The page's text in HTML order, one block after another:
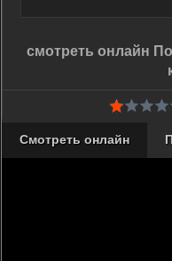
смотреть онлайн
Смотреть онлайн